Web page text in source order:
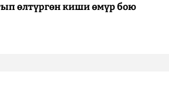
өлтүргөн киши өмүр бою